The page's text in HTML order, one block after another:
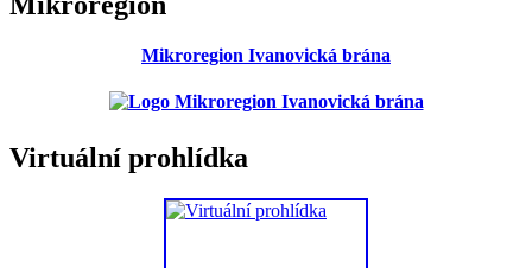
Mikroregion Ivanovická brána
Virtuální prohlídka